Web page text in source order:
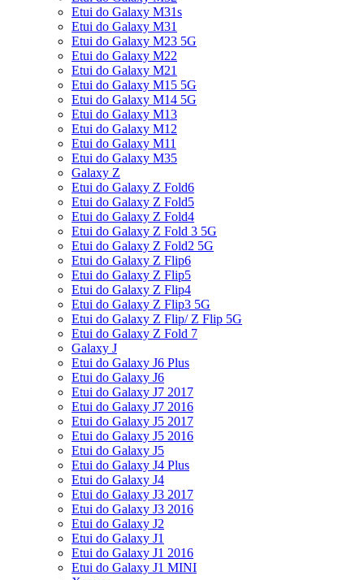
Etui do Galaxy M31s
Etui do Galaxy M31
Etui do Galaxy M23 5G
Etui do Galaxy M22
Etui do Galaxy M21
Etui do Galaxy M15 5G
Etui do Galaxy M14 5G
Etui do Galaxy M13
Etui do Galaxy M12
Etui do Galaxy M11
Etui do Galaxy M35
Galaxy Z
Etui do Galaxy Z Fold6
Etui do Galaxy Z Fold5
Etui do Galaxy Z Fold4
Etui do Galaxy Z Fold 3 5G
Etui do Galaxy Z Fold2 5G
Etui do Galaxy Z Flip6
Etui do Galaxy Z Flip5
Etui do Galaxy Z Flip4
Etui do Galaxy Z Flip3 5G
Etui do Galaxy Z Flip/ Z Flip 5G
Etui do Galaxy Z Fold 7
Galaxy J
Etui do Galaxy J6 Plus
Etui do Galaxy J6
Etui do Galaxy J7 2017
Etui do Galaxy J7 2016
Etui do Galaxy J5 2017
Etui do Galaxy J5 2016
Etui do Galaxy J5
Etui do Galaxy J4 Plus
Etui do Galaxy J4
Etui do Galaxy J3 2017
Etui do Galaxy J3 2016
Etui do Galaxy J2
Etui do Galaxy J1
Etui do Galaxy J1 2016
Etui do Galaxy J1 MINI